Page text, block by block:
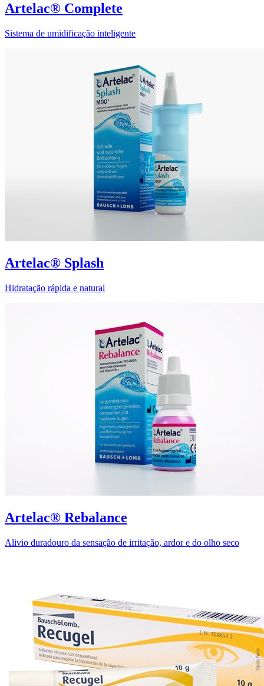
Artelac® Complete
Sistema de umidificação inteligente
Artelac® Splash
Hidratação rápida e natural
Artelac® Rebalance
Alivio duradouro da sensação de irritação, ardor e do olho seco